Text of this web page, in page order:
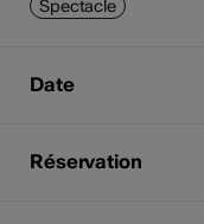
Spectacle
Date
Réservation